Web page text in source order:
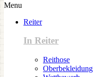
Menu
Reiter
In Reiter
Reithose
Oberbekleidung